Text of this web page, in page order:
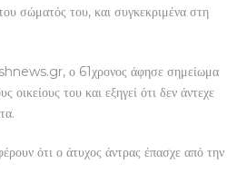
σώματός του, και συγκεκριμένα στη
ο 61χρονος άφησε σημείωμα
οικείους του και εξηγεί ότι δεν άντεχε
ότι ο άτυχος άντρας έπασχε από την